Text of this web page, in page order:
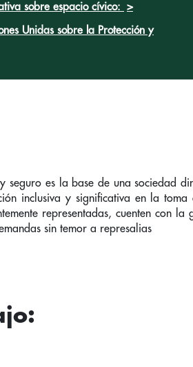
sobre espacio cívico: >
Unidas sobre la Protección y
seguro es la base de una sociedad
inclusiva y significativa en la toma
representadas, cuenten con
sin temor a represalias